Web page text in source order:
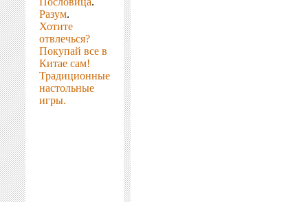
Разум.
Хотите
отвлечься?
Покупай все в
Китае сам!
Традиционные
настольные
игры.